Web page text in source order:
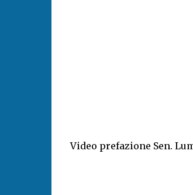
Video prefazione Sen.